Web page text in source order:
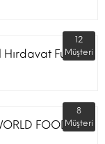
Fuarı
12
Müşteri
FOOD
8
Müşteri